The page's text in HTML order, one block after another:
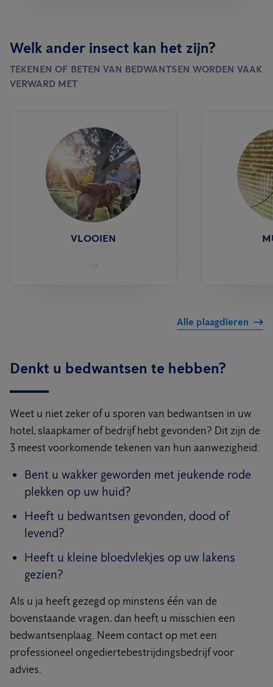
Welk ander insect kan het zijn?
TEKENEN OF BETEN VAN BEDWANTSEN WORDEN VAAK
VERWARD MET
VLOOIEN
Alle plaagdieren
Denkt u bedwantsen te hebben?
Weet u niet zeker of u sporen van bedwantsen in uw
hotel, slaapkamer of bedrijf hebt gevonden? Dit zijn de
3 meest voorkomende tekenen van hun aanwezigheid:
Bent u wakker geworden met jeukende rode
plekken op uw huid?
Heeft u bedwantsen gevonden, dood of
levend?
Heeft u kleine bloedvlekjes op uw lakens
gezien?
Als u ja heeft gezegd op minstens één van de
bovenstaande vragen, dan heeft u misschien een
bedwantsenplaag. Neem contact op met een
professioneel ongediertebestrijdingsbedrijf voor
advies.